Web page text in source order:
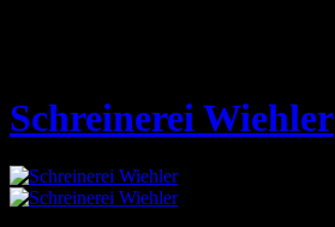
Schreinerei Wiehler